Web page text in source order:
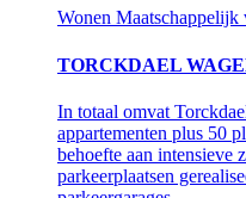
Wonen Maatschappelijk
TORCKDAEL
In totaal omvat
appartementen plus 50
behoefte aan intensieve
parkeerplaatsen